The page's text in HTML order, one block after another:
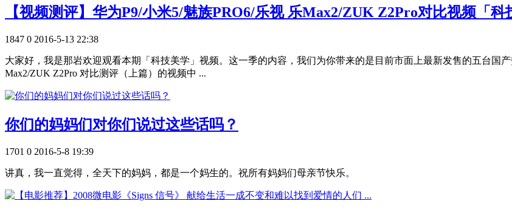
【视频测评】华为P9/小米5/魅族PRO6/乐视 乐Max2/ZUK Z2Pro对比视频「科
1847 0 2016-5-13 22:38
大家好，我是那岩欢迎观看本期「科技美学」视频。这一季的内容，我们为你带来的是目前市面上最新发售的五台国
Max2/ZUK Z2Pro 对比测评（上篇）的视频中 ...
你们的妈妈们对你们说过这些话吗？
1701 0 2016-5-8 19:39
讲真，我一直觉得，全天下的妈妈，都是一个妈生的。祝所有妈妈们母亲节快乐。